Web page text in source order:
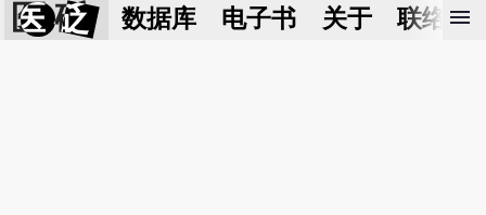
医 砭 数据库 电子书 关于 联络我
menu